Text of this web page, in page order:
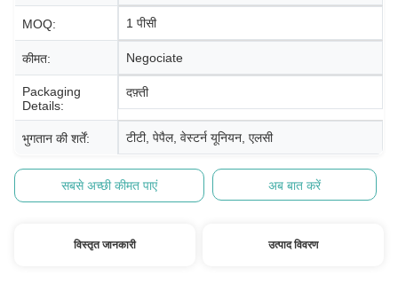
MOQ: 1 पीसी
कीमत: Negociate
Packaging
Details:
दफ़्ती
भुगतान की शर्तें: टीटी, पेपैल, वेस्टर्न यूनियन, एलसी
सबसे अच्छी कीमत पाएं अब बात करें
विस्तृत जानकारी उत्पाद विवरण